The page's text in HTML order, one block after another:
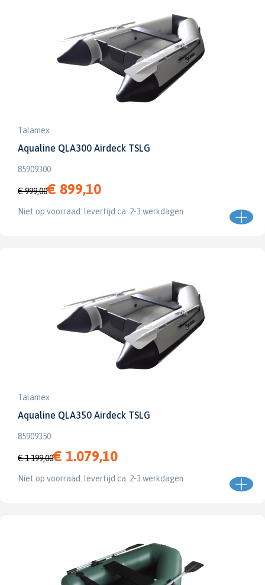
Talamex
Aqualine QLA300 Airdeck TSLG
85909300
€ 999,00€ 899,10
Niet op voorraad: levertijd ca. 2-3 werkdagen
Talamex
Aqualine QLA350 Airdeck TSLG
85909350
€ 1.199,00€ 1.079,10
Niet op voorraad: levertijd ca. 2-3 werkdagen